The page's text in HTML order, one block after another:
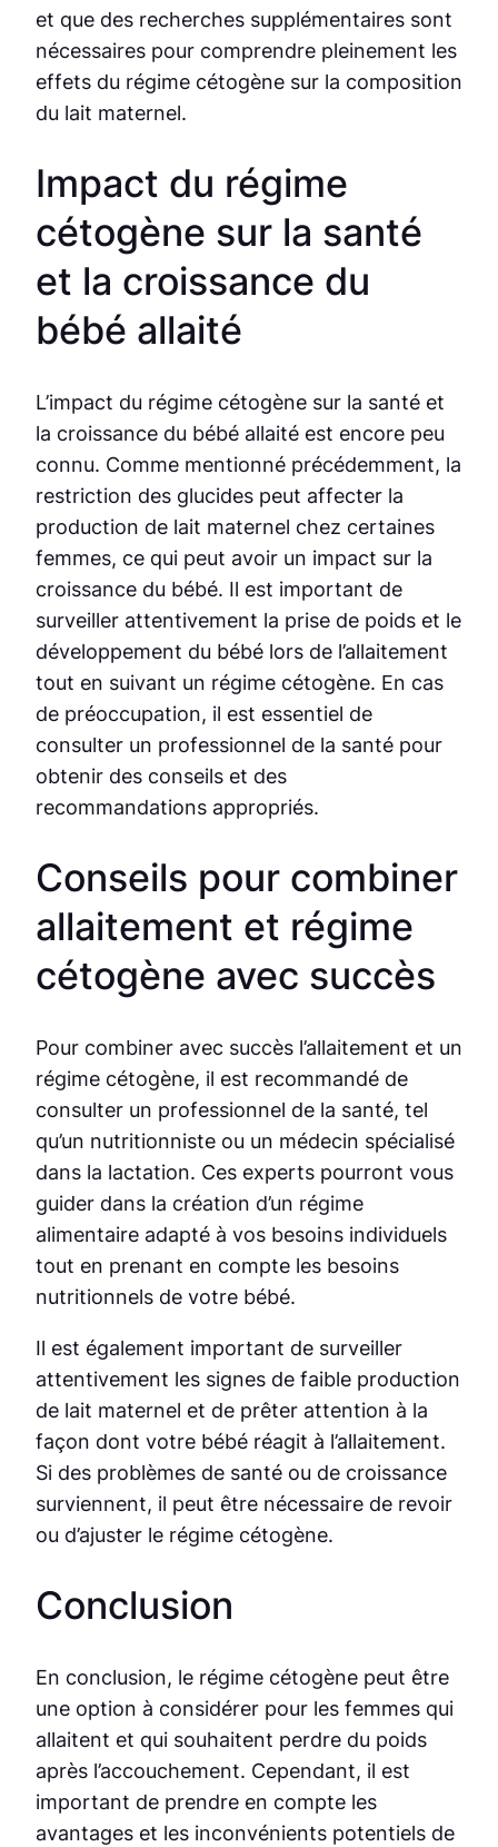
et que des recherches supplémentaires sont
nécessaires pour comprendre pleinement les
effets du régime cétogène sur la composition
du lait maternel.
Impact du régime
cétogène sur la santé
et la croissance du
bébé allaité
L’impact du régime cétogène sur la santé et
la croissance du bébé allaité est encore peu
connu. Comme mentionné précédemment, la
restriction des glucides peut affecter la
production de lait maternel chez certaines
femmes, ce qui peut avoir un impact sur la
croissance du bébé. Il est important de
surveiller attentivement la prise de poids et le
développement du bébé lors de l’allaitement
tout en suivant un régime cétogène. En cas
de préoccupation, il est essentiel de
consulter un professionnel de la santé pour
obtenir des conseils et des
recommandations appropriés.
Conseils pour combiner
allaitement et régime
cétogène avec succès
Pour combiner avec succès l’allaitement et un
régime cétogène, il est recommandé de
consulter un professionnel de la santé, tel
qu’un nutritionniste ou un médecin spécialisé
dans la lactation. Ces experts pourront vous
guider dans la création d’un régime
alimentaire adapté à vos besoins individuels
tout en prenant en compte les besoins
nutritionnels de votre bébé.
Il est également important de surveiller
attentivement les signes de faible production
de lait maternel et de prêter attention à la
façon dont votre bébé réagit à l’allaitement.
Si des problèmes de santé ou de croissance
surviennent, il peut être nécessaire de revoir
ou d’ajuster le régime cétogène.
Conclusion
En conclusion, le régime cétogène peut être
une option à considérer pour les femmes qui
allaitent et qui souhaitent perdre du poids
après l’accouchement. Cependant, il est
important de prendre en compte les
avantages et les inconvénients potentiels de